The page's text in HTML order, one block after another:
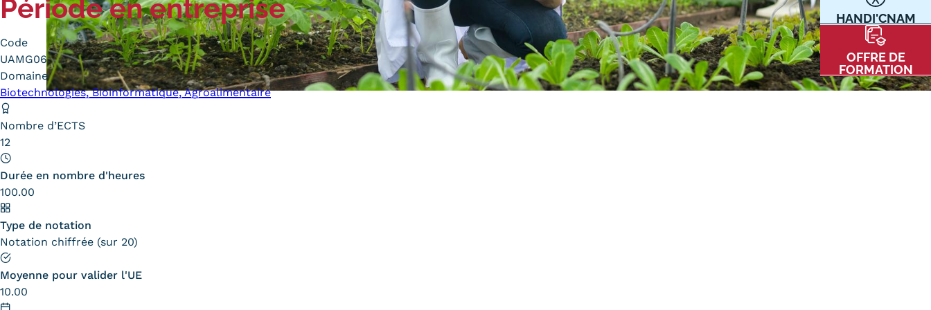
HANDI'CNAM
OFFRE DE
FORMATION
Quoi de neuf au Cnam BFC?
Actualités
Agenda
Revue de presse
Contacts services
Alternance
Enseignement à distance
Validation des Acquis de
l'Expérience (VAE)
Validation des études
Qualiopi
Le Cnam ICSV
Mobilité internationale et
Erasmus
Règlement intérieur
Communication
Kits communications Cnam
Prospect
Fiche contact salons, forums,
Mentions
Mentions légales RGPD CGU
Période en entreprise
Code
UAMG06
Domaine
Biotechnologies, Bioinformatique, Agroalimentaire
Nombre d’ECTS
12
Durée en nombre d'heures
100.00
Type de notation
Notation chiffrée (sur 20)
Moyenne pour valider l'UE
10.00